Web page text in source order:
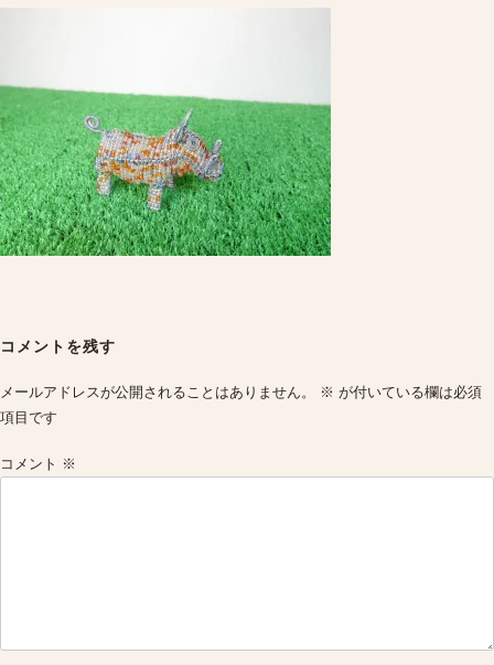
navigation
コメントを残す
メールアドレスが公開されることはありません。 ※ が付いている欄は必須
項目です
コメント ※